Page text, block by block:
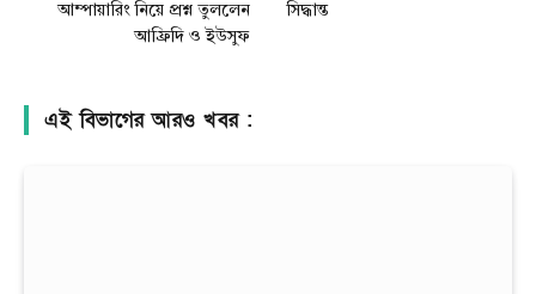
আম্পায়ারিং নিয়ে প্রশ্ন তুললেন
আফ্রিদি ও ইউসুফ
সিদ্ধান্ত
এই বিভাগের আরও খবর :